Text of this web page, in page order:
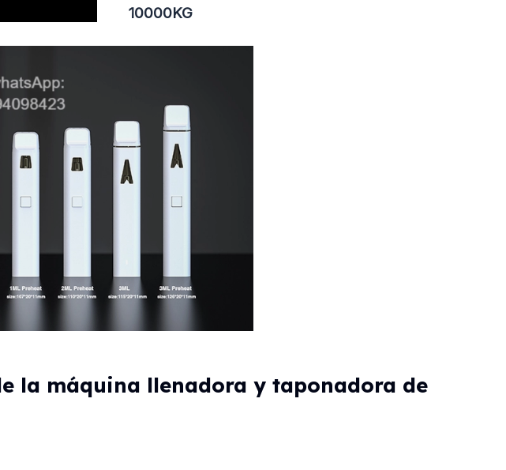
10000KG
la máquina llenadora y taponadora de